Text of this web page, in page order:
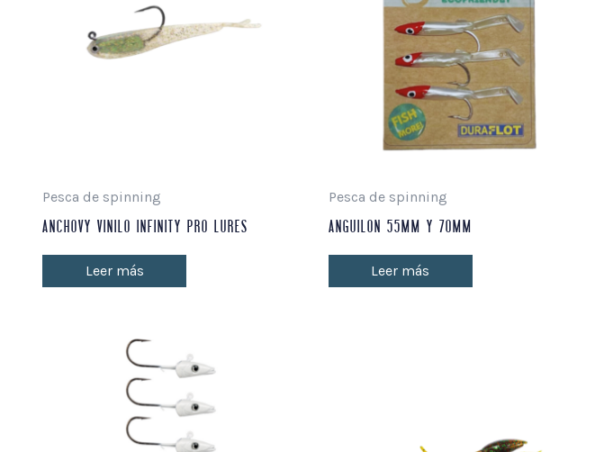
Pesca de spinning
ANCHOVY VINILO INFINITY PRO LURES
Leer más
Pesca de spinning
ANGUILON 55MM Y 70MM
Leer más